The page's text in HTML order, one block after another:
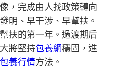
，完成由人找政策轉向
明、早干涉、早幫扶。
扶的第一年。過渡期后
將堅持包養網穩固，進
包養行情方法。